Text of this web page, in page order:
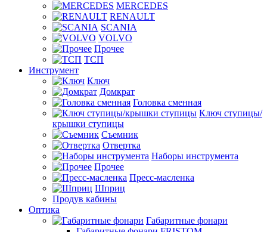
MERCEDES
RENAULT
SCANIA
VOLVO
Прочее
ТСП
Инструмент
Ключ
Домкрат
Головка сменная
Ключ ступицы/
крышки ступицы
Съемник
Отвертка
Наборы инструмента
Прочее
Пресс-масленка
Шприц
Продув кабины
Оптика
Габаритные фонари